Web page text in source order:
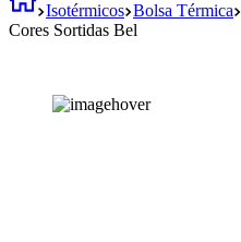
Isotérmicos Bolsa Térmica
Cores Sortidas Bel